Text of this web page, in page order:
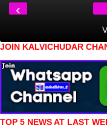
‹
JOIN KALVICHUDAR
TOP 5 NEWS AT LAST